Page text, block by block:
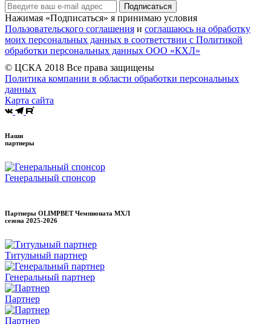
Подписаться
Нажимая «Подписаться» я принимаю условия
Пользовательского соглашения и соглашаюсь на обработку
моих персональных данных в соответствии с Политикой
обработки персональных данных ООО «КХЛ»
© ЦСКА 2018 Все права защищены
Политика компании в области обработки персональных
данных
Карта сайта
Наши
партнеры
Генеральный спонсор
Партнеры OLIMPBET Чемпионата МХЛ
сезона 2025-2026
Титульный партнер
Генеральный партнер
Партнер
Партнер